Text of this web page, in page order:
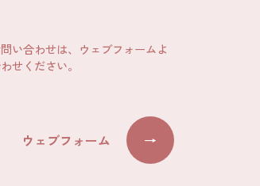
い合わせは、ウェブフォームよ
せください。
ウェブフォーム →